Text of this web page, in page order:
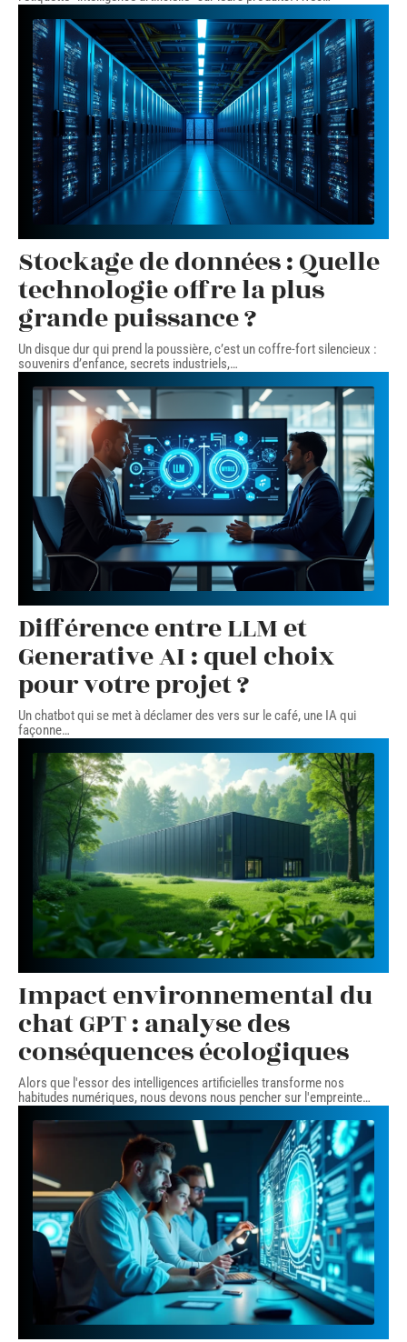
Stockage de données : Quelle
technologie offre la plus
grande puissance ?
Un disque dur qui prend la poussière, c’est un coffre-fort silencieux :
souvenirs d’enfance, secrets industriels,…
Différence entre LLM et
Generative AI : quel choix
pour votre projet ?
Un chatbot qui se met à déclamer des vers sur le café, une IA qui
façonne…
Impact environnemental du
chat GPT : analyse des
conséquences écologiques
Alors que l'essor des intelligences artificielles transforme nos
habitudes numériques, nous devons nous pencher sur l'empreinte…